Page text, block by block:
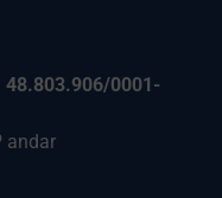
48.803.906/0001-
andar